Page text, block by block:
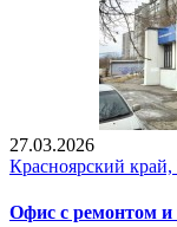
27.03.2026
Красноярский край,
Офис с ремонтом и